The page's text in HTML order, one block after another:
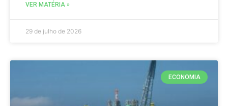
VER MATÉRIA »
29 de julho de 2026
ECONOMIA